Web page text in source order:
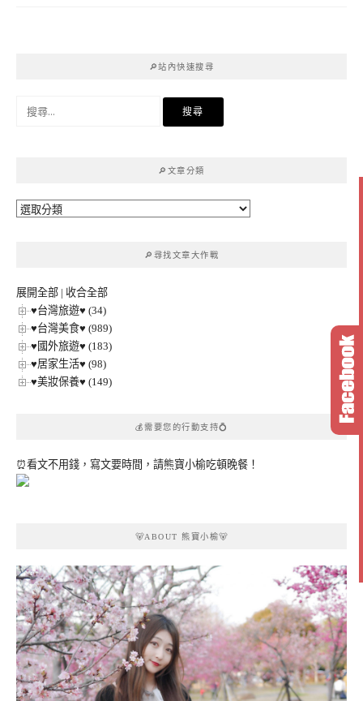
🔎站內快速搜尋
🔎文章分類
🔎
🔎尋找文章大作戰
展開全部 | 收合全部
♥台灣旅遊♥ (34)
♥台灣美食♥ (989)
♥國外旅遊♥ (183)
♥居家生活♥ (98)
♥美妝保養♥ (149)
💰需要您的行動支持💍
⏰看文不用錢，寫文要時間，請熊寶小榆吃頓晚餐！
🐻ABOUT 熊寶小榆🐻